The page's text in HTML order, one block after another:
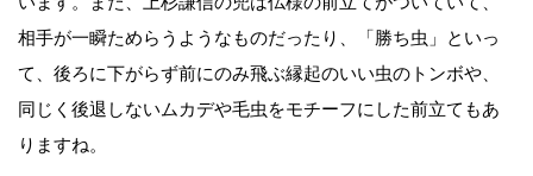
相手が一瞬ためらうようなものだったり、「勝ち虫」といっ
て、後ろに下がらず前にのみ飛ぶ縁起のいい虫のトンボや、
同じく後退しないムカデや毛虫をモチーフにした前立てもあ
りますね。